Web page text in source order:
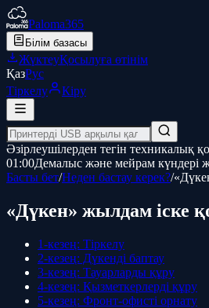
Paloma365
Білім базасы
ЖүктеуҚосылуға өтінім
ҚазРус
Тіркелу
Кіру
Әзірлеушілерден тегін техникалық
01:00Демалыс және мейрам күндері
Басты бет/Неден бастау керек?/
«Дүкен» жылдам іске
1-кезең: Тіркелу
2-кезең: Дүкенді баптау
3-кезең: Тауарларды құру
4-кезең: Қызметкерлерді құру
5-кезең: Фронт-офисті орнату